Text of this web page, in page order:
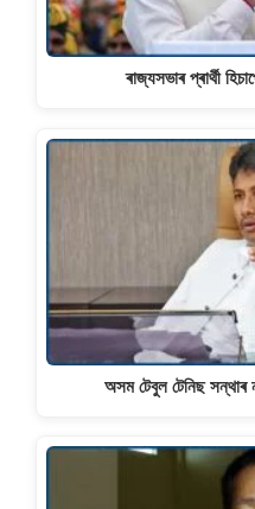
ৰাজ্যসভাৰ প্ৰাৰ্থী
অসম টেবুল টেনিছ সন্থাৰ